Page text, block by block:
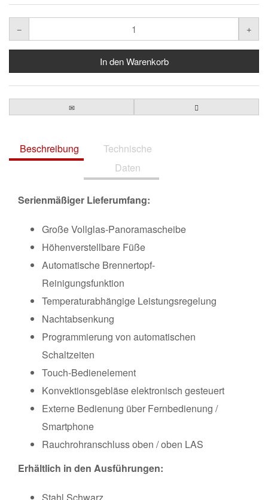
Beschreibung
Technische
Daten
Serienmäßiger Lieferumfang:
Große Vollglas-Panoramascheibe
Höhenverstellbare Füße
Automatische Brennertopf-
Reinigungsfunktion
Temperaturabhängige Leistungsregelung
Nachtabsenkung
Programmierung von automatischen
Schaltzeiten
Touch-Bedienelement
Konvektionsgebläse elektronisch gesteuert
Externe Bedienung über Fernbedienung /
Smartphone
Rauchrohranschluss oben / oben LAS
Erhältlich in den Ausführungen: